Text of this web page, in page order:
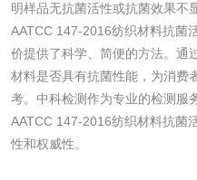
明样品无抗菌活性或抗菌效果不
AATCC 147-2016纺织材料抗菌
价提供了科学、简便的方法。通
材料是否具有抗菌性能，为消费
考。中科检测作为专业的检测服
AATCC 147-2016纺织材料抗菌
性和权威性。
水处理剂
水处理
工业乳状